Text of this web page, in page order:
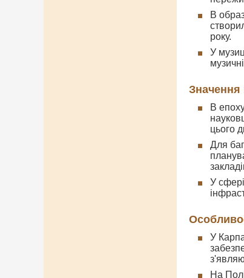
В
року.
У
Значення
В
цього
Для
У
У
На